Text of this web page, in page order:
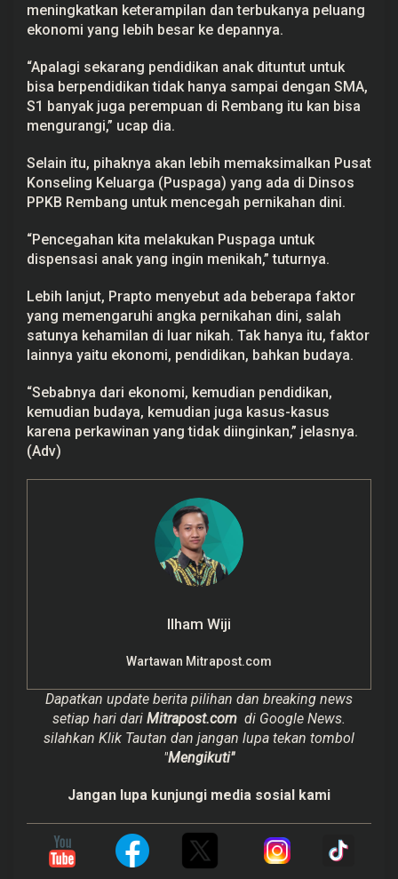
meningkatkan keterampilan dan terbukanya peluang
ekonomi yang lebih besar ke depannya.
“Apalagi sekarang pendidikan anak dituntut untuk
bisa berpendidikan tidak hanya sampai dengan SMA,
S1 banyak juga perempuan di Rembang itu kan bisa
mengurangi,” ucap dia.
Selain itu, pihaknya akan lebih memaksimalkan Pusat
Konseling Keluarga (Puspaga) yang ada di Dinsos
PPKB Rembang untuk mencegah pernikahan dini.
“Pencegahan kita melakukan Puspaga untuk
dispensasi anak yang ingin menikah,” tuturnya.
Lebih lanjut, Prapto menyebut ada beberapa faktor
yang memengaruhi angka pernikahan dini, salah
satunya kehamilan di luar nikah. Tak hanya itu, faktor
lainnya yaitu ekonomi, pendidikan, bahkan budaya.
“Sebabnya dari ekonomi, kemudian pendidikan,
kemudian budaya, kemudian juga kasus-kasus
karena perkawinan yang tidak diinginkan,” jelasnya.
(Adv)
Ilham Wiji
Wartawan Mitrapost.com
Dapatkan update berita pilihan dan breaking news
setiap hari dari Mitrapost.com di Google News.
silahkan Klik Tautan dan jangan lupa tekan tombol
"Mengikuti"
Jangan lupa kunjungi media sosial kami